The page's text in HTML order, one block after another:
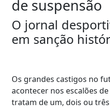
de suspensão
O jornal
em sanção
Os grandes castigos no
acontecer nos escalões
tratam de um, dois ou